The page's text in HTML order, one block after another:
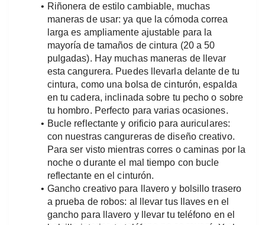
Riñonera de estilo cambiable, muchas
maneras de usar: ya que la cómoda correa
larga es ampliamente ajustable para la
mayoría de tamaños de cintura (20 a 50
pulgadas). Hay muchas maneras de llevar
esta cangurera. Puedes llevarla delante de tu
cintura, como una bolsa de cinturón, espalda
en tu cadera, inclinada sobre tu pecho o sobre
tu hombro. Perfecto para varias ocasiones.
Bucle reflectante y orificio para auriculares:
con nuestras cangureras de diseño creativo.
Para ser visto mientras corres o caminas por la
noche o durante el mal tiempo con bucle
reflectante en el cinturón.
Gancho creativo para llavero y bolsillo trasero
a prueba de robos: al llevar tus llaves en el
gancho para llavero y llevar tu teléfono en el